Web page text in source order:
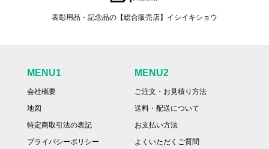
表彰用品・記念品の【総合販売店】イシイキショウ
MENU1
会社概要
地図
特定商取引法の表記
プライバシーポリシー
MENU2
ご注文・お見積り方法
送料・配送について
お支払い方法
よくいただくご質問